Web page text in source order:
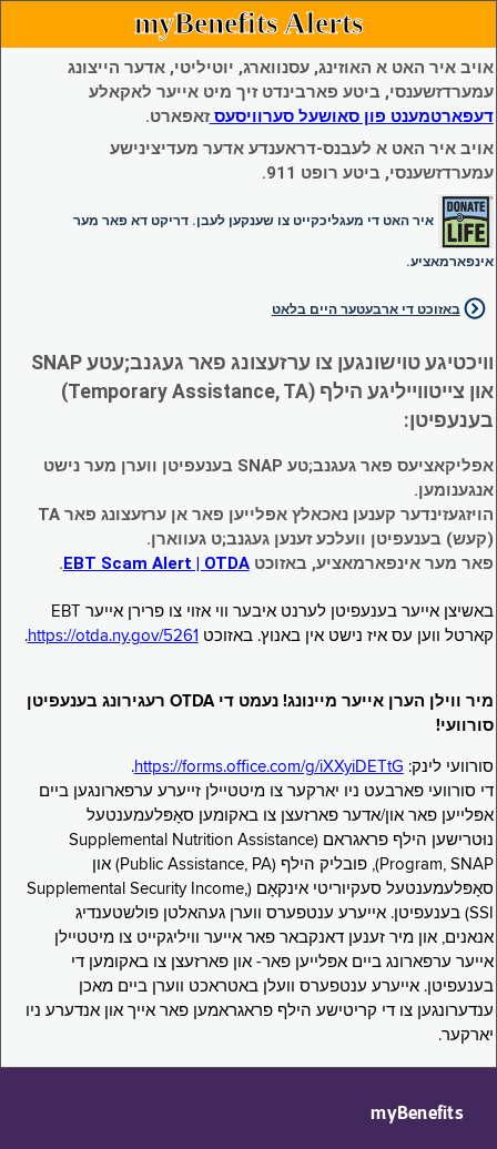
myBenefits Alerts
אויב איר האט א האוזינג, עסנווארג, יוטיליטי, אדער הייצונג
עמערדזשענסי, ביטע פארבינדט זיך מיט אייער לאקאלע
דעפארטמענט פון סאושעל סערוויסעסזאפארט.
אויב איר האט א לעבנס-דראענדע אדער מעדיצינישע
עמערדזשענסי, ביטע רופט 911.
איר האט די מעגליכקייט צו שענקען לעבן. דריקט דא פאר מער
אינפארמאציע.
באזוכט די ארבעטער היים בלאט
וויכטיגע טוישונגען צו ערזעצונג פאר געגנב;עטע SNAP
און צייטווייליגע הילף (Temporary Assistance, TA)
בענעפיטן:
אפליקאציעס פאר געגנב;טע SNAP בענעפיטן ווערן מער נישט
אנגענומען.
הויזגעזינדער קענען נאכאלץ אפּלייען פאר אן ערזעצונג פאר TA
(קעש) בענעפיטן וועלכע זענען געגנב;ט געווארן.
פאר מער אינפארמאציע, באזוכטEBT Scam Alert | OTDA
.
באשיצן אייער בענעפיטן לערנט איבער ווי אזוי צו פרירן אייער EBT
קארטל ווען עס איז נישט אין באנוץ. באזוכט https://otda.ny.gov/5261
.
מיר ווילן הערן אייער מיינונג! נעמט די OTDA רעגירונג בענעפיטן
סורוועי!
סורוועי לינק: https://forms.office.com/g/iXXyiDETtG
.
די סורוועי פארבעט ניו יארקער צו מיטטיילן זייערע ערפארונגען ביים
אפּלייען פאר און/אדער פארזעצן צו באקומען סאָפּלעמענטעל
נוּטרישען הילף פראגראם (Supplemental Nutrition Assistance
Program, SNAP), פובליק הילף (Public Assistance, PA) און
סאָפּלעמענטעל סעקיוריטי אינקאָם (Supplemental Security Income,
SSI) בענעפיטן. אייערע ענטפערס ווערן געהאלטן פולשטענדיג
אנאנים, און מיר זענען דאנקבאר פאר אייער וויליגקייט צו מיטטיילן
אייער ערפארונג ביים אפּלייען פאר- און פארזעצן צו באקומען די
בענעפיטן. אייערע ענטפערס וועלן באטראכט ווערן ביים מאכן
ענדערונגען צו די קריטישע הילף פראגראמען פאר אייך און אנדערע ניו
יארקער.
myBenefits